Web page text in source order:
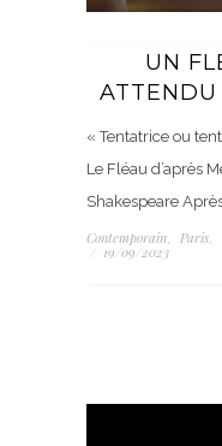
UN
ATTENDU
« Tentatrice ou
Le Fléau d’après
Shakespeare
Contemporain, Paris,
/ 19/09/2023